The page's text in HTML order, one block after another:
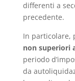
differenti a
precedente.
In particolare,
non superiori
periodo
da